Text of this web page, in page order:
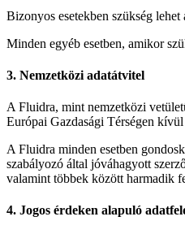
Bizonyos esetekben szükség
Minden egyéb esetben, amikor
3. Nemzetközi adatátvitel
A Fluidra, mint nemzetközi
Európai Gazdasági Térségen
A Fluidra minden esetben
szabályozó által jóváhagyott
valamint többek között harmadik
4. Jogos érdeken alapuló